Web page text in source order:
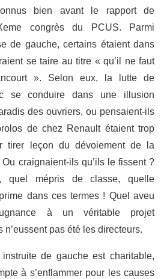
bien avant le rapport de
congrès du PCUS. Parmi
de gauche, certains étaient dans
se taire au titre « qu’il ne faut
». Selon eux, la lutte de
se conduire dans une illusion
des ouvriers, ou pensaient-ils
de chez Renault étaient trop
tirer leçon du dévoiement de la
Ou craignaient-ils qu’ils le fissent ?
quel mépris de classe, quelle
dans ces termes ! Quel aveu
à un véritable projet
n’eussent pas été les directeurs.
de gauche est charitable,
à s’enflammer pour les causes